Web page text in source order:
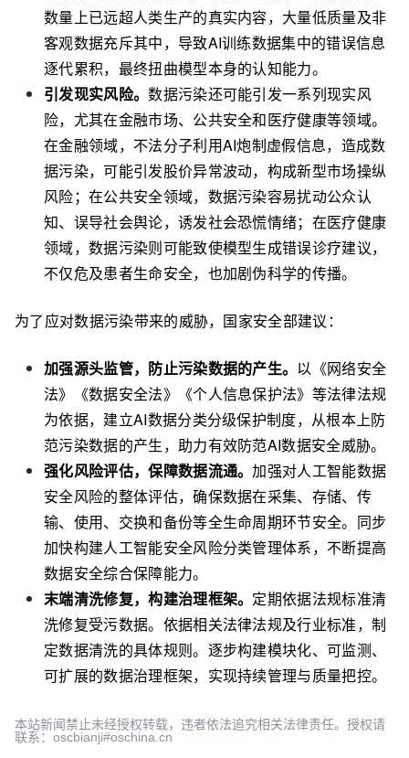
数量上已远超人类生产的真实内容，大量低质量及非
客观数据充斥其中，导致AI训练数据集中的错误信息
逐代累积，最终扭曲模型本身的认知能力。
引发现实风险。数据污染还可能引发一系列现实风
险，尤其在金融市场、公共安全和医疗健康等领域。
在金融领域，不法分子利用AI炮制虚假信息，造成数
据污染，可能引发股价异常波动，构成新型市场操纵
风险；在公共安全领域，数据污染容易扰动公众认
知、误导社会舆论，诱发社会恐慌情绪；在医疗健康
领域，数据污染则可能致使模型生成错误诊疗建议，
不仅危及患者生命安全，也加剧伪科学的传播。
为了应对数据污染带来的威胁，国家安全部建议：
加强源头监管，防止污染数据的产生。 以《网络安全
法》《数据安全法》《个人信息保护法》等法律法规
为依据，建立AI数据分类分级保护制度，从根本上防
范污染数据的产生，助力有效防范AI数据安全威胁。
强化风险评估，保障数据流通。加强对人工智能数据
安全风险的整体评估，确保数据在采集、存储、传
输、使用、交换和备份等全生命周期环节安全。同步
加快构建人工智能安全风险分类管理体系，不断提高
数据安全综合保障能力。
末端清洗修复，构建治理框架。 定期依据法规标准清
洗修复受污数据。依据相关法律法规及行业标准，制
定数据清洗的具体规则。逐步构建模块化、可监测、
可扩展的数据治理框架，实现持续管理与质量把控。
本站新闻禁止未经授权转载，违者依法追究相关法律责任。授权请
联系：oscbianji#oschina.cn